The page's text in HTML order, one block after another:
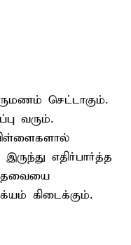
செட்டாகும்.
வரும்.
எதிர்பார்த்த
கிடைக்கும்.